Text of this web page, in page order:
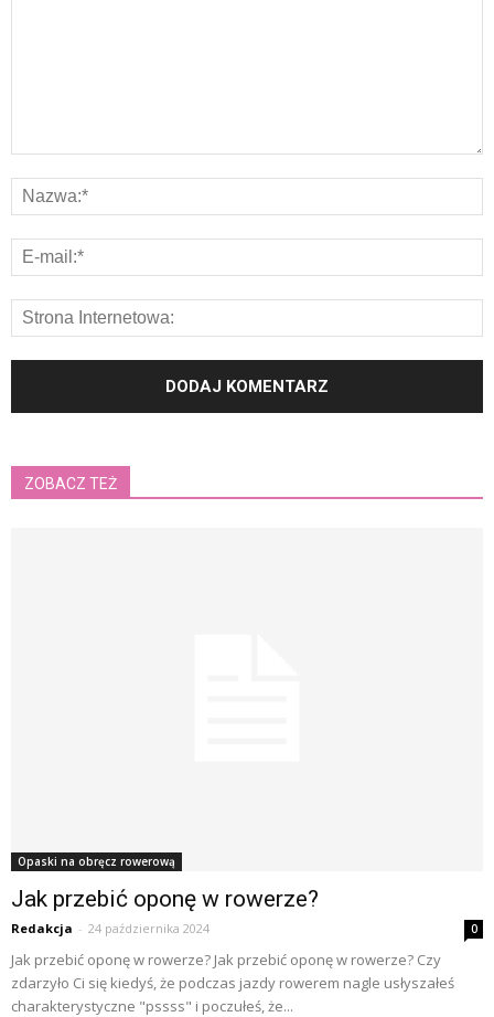
ZOBACZ TEŻ
Opaski na obręcz rowerową
Jak przebić oponę w rowerze?
Redakcja - 24 października 2024 0
Jak przebić oponę w rowerze? Jak przebić oponę w rowerze? Czy
zdarzyło Ci się kiedyś, że podczas jazdy rowerem nagle usłyszałeś
charakterystyczne "pssss" i poczułeś, że...